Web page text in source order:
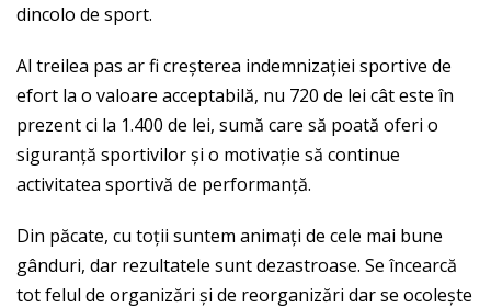
dincolo de sport.
Al treilea pas ar fi creșterea indemnizației sportive de
efort la o valoare acceptabilă, nu 720 de lei cât este în
prezent ci la 1.400 de lei, sumă care să poată oferi o
siguranță sportivilor și o motivație să continue
activitatea sportivă de performanță.
Din păcate, cu toții suntem animați de cele mai bune
gânduri, dar rezultatele sunt dezastroase. Se încearcă
tot felul de organizări și de reorganizări dar se ocolește